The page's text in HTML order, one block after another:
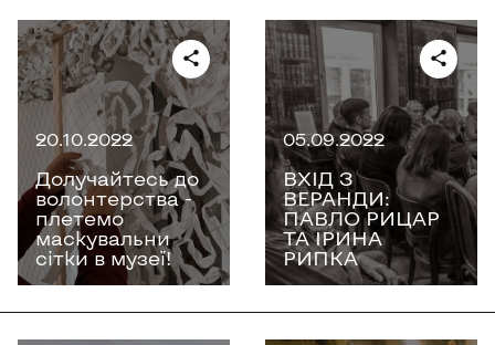
20.10.2022
Долучайтесь до
волонтерства -
плетемо
маскувальни
сітки в музеї!
05.09.2022
ВХІД З
ВЕРАНДИ:
ПАВЛО РИЦАР
ТА ІРИНА
РИПКА